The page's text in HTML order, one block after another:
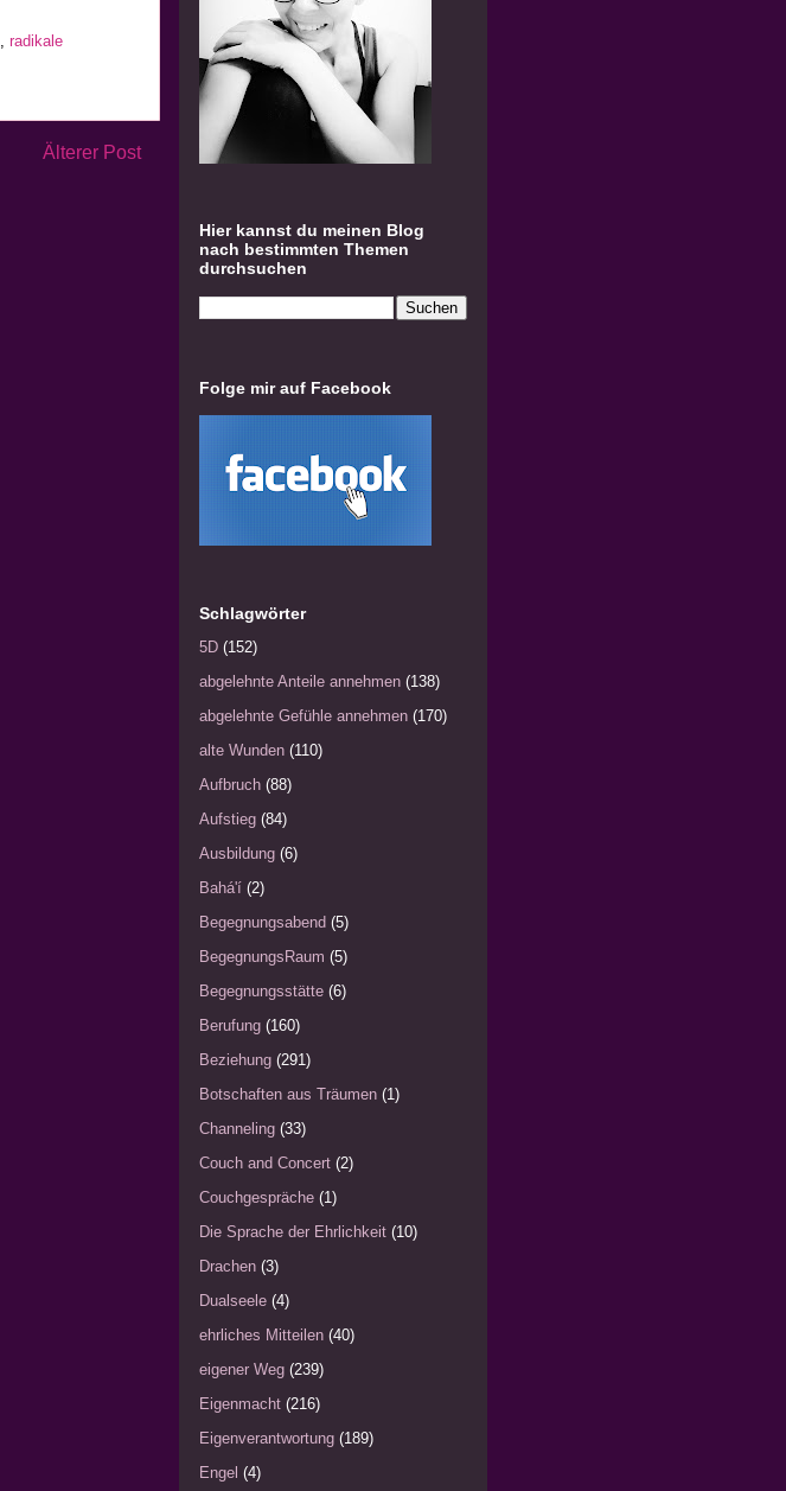
, radikale
Älterer Post
Hier kannst du meinen Blog
nach bestimmten Themen
durchsuchen
Folge mir auf Facebook
Schlagwörter
5D (152)
abgelehnte Anteile annehmen (138)
abgelehnte Gefühle annehmen (170)
alte Wunden (110)
Aufbruch (88)
Aufstieg (84)
Ausbildung (6)
Bahá'í (2)
Begegnungsabend (5)
BegegnungsRaum (5)
Begegnungsstätte (6)
Berufung (160)
Beziehung (291)
Botschaften aus Träumen (1)
Channeling (33)
Couch and Concert (2)
Couchgespräche (1)
Die Sprache der Ehrlichkeit (10)
Drachen (3)
Dualseele (4)
ehrliches Mitteilen (40)
eigener Weg (239)
Eigenmacht (216)
Eigenverantwortung (189)
Engel (4)